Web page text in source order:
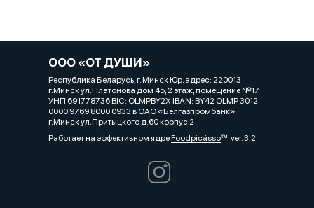
ООО «ОТ ДУШИ»
Республика Беларусь, г. Минск Юр. адрес: 220013
г.Минск ул.Платонова дом 45, 2 этаж, помещение №17
УНП 691778736 BIC: OLMPBY2X IBAN: BY42 OLMP 3012
0000 9769 8000 0933 в ОАО «Белгазпромбанк»
г.Минск ул.Притыцкого д.60 корпус 2
Работает на эффективном ядреFoodpicássover. 3.2